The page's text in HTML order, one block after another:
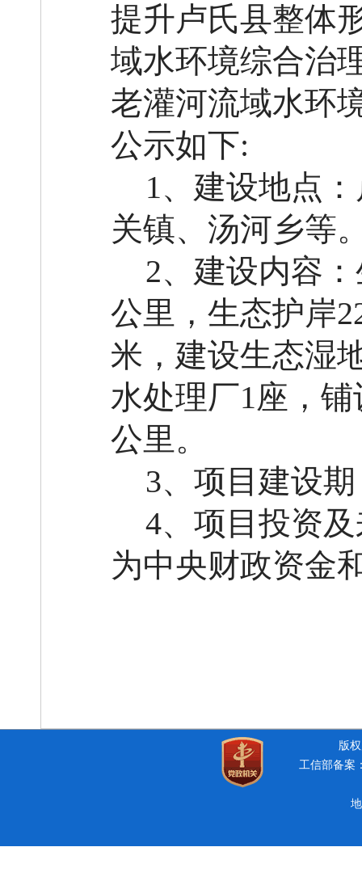
提升卢氏县整体
域水环境综合治
老灌河流域水环
公示如下:
1、建设地点
关镇、汤河乡等
2、建设内容：
公里，生态护岸
米，建设生态湿
水处理厂1座，
公里。
3、项目建设
4、项目投资
为中央财政资金
版
工信部备案